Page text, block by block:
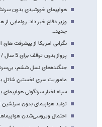
هواپیمای خورشیدی بدون
وزیر دفاع خبر داد: رونمایی
جدید…
نگرانی امریکا از پیشرفت های
پرواز بدون توقف برای 5 سال / عکس
جنگنده‌های نسل ششم،
ماموریت سری نخستین شاتل
سپاه اخبار سرنگونی
تولید هواپیمای بدون سرنشین
احتمال ویروسی‌شدن